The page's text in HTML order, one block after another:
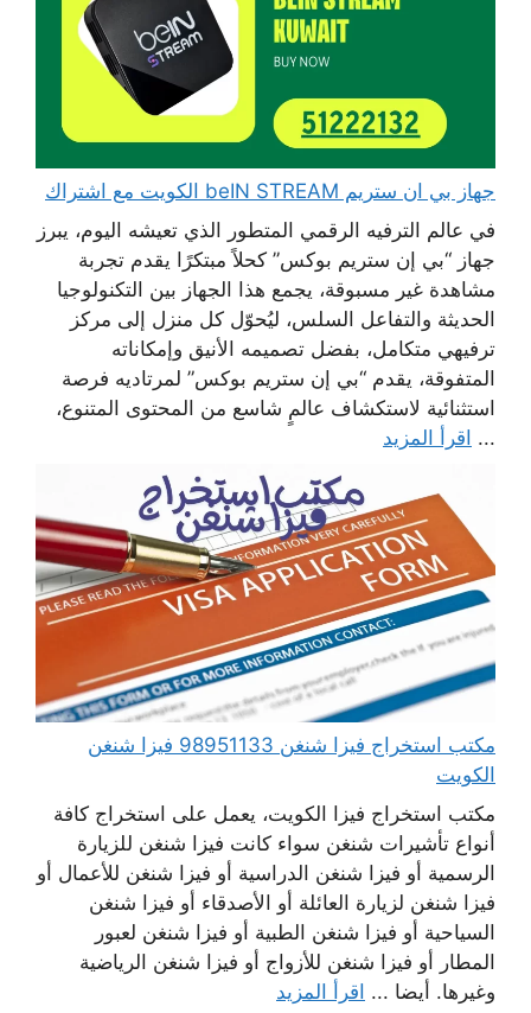
جهاز بي ان ستريم beIN STREAM الكويت مع اشتراك
في عالم الترفيه الرقمي المتطور الذي تعيشه اليوم، يبرز
جهاز “بي إن ستريم بوكس” كحلاً مبتكرًا يقدم تجربة
مشاهدة غير مسبوقة، يجمع هذا الجهاز بين التكنولوجيا
الحديثة والتفاعل السلس، ليُحوّل كل منزل إلى مركز
ترفيهي متكامل، بفضل تصميمه الأنيق وإمكاناته
المتفوقة، يقدم “بي إن ستريم بوكس” لمرتاديه فرصة
استثنائية لاستكشاف عالمٍ شاسع من المحتوى المتنوع،
... اقرأ المزيد
مكتب استخراج فيزا شنغن 98951133 فيزا شنغن
الكويت
مكتب استخراج فيزا الكويت، يعمل على استخراج كافة
أنواع تأشيرات شنغن سواء كانت فيزا شنغن للزيارة
الرسمية أو فيزا شنغن الدراسية أو فيزا شنغن للأعمال أو
فيزا شنغن لزيارة العائلة أو الأصدقاء أو فيزا شنغن
السياحية أو فيزا شنغن الطبية أو فيزا شنغن لعبور
المطار أو فيزا شنغن للأزواج أو فيزا شنغن الرياضية
وغيرها. أيضا ... اقرأ المزيد